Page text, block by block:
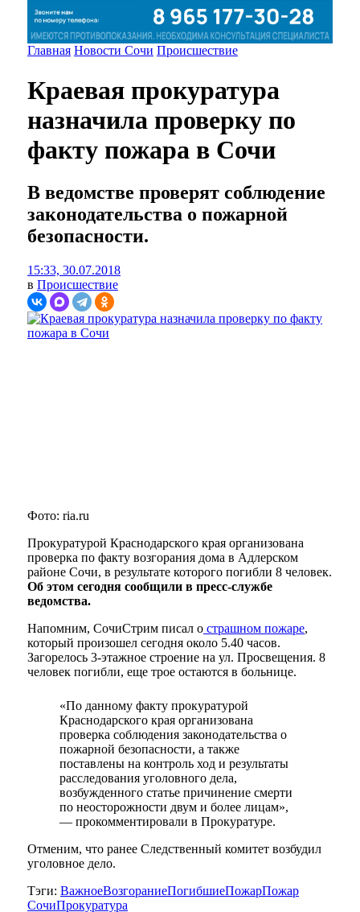
Главная Новости Сочи Происшествие
Краевая прокуратура
назначила проверку по
факту пожара в Сочи
В ведомстве проверят соблюдение
законодательства о пожарной
безопасности.
15:33, 30.07.2018
в Происшествие
Фото: ria.ru
Прокуратурой Краснодарского края организована
проверка по факту возгорания дома в Адлерском
районе Сочи, в результате которого погибли 8 человек.
Об этом сегодня сообщили в пресс-службе
ведомства.
Напомним, СочиСтрим писал о страшном пожаре,
который произошел сегодня около 5.40 часов.
Загорелось 3-этажное строение на ул. Просвещения. 8
человек погибли, еще трое остаются в больнице.
«По данному факту прокуратурой
Краснодарского края организована
проверка соблюдения законодательства о
пожарной безопасности, а также
поставлены на контроль ход и результаты
расследования уголовного дела,
возбужденного статье причинение смерти
по неосторожности двум и более лицам»,
— прокомментировали в Прокуратуре.
Отменим, что ранее Следственный комитет возбудил
уголовное дело.
Тэги: ВажноеВозгораниеПогибшиеПожарПожар
СочиПрокуратура